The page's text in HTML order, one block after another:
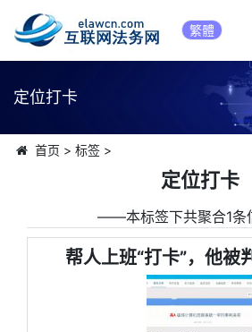
繁體
定位打卡
首页 > 标签>
定位打卡
――本标签下共聚合1
帮人上班“打卡”，他被